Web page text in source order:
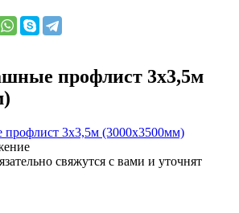
профлист 3х3,5м
свяжутся с вами и уточнят